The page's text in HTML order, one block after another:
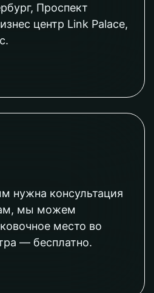
Проспект
центр Link Palace,
нужна консультация
мы можем
место во
— бесплатно.